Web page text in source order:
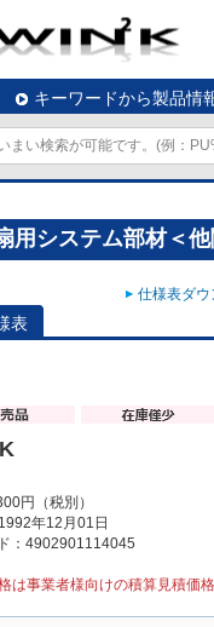
キーワードから製品情
用システム部材＜
仕様表ダ
表
円（税別）
年12月01日
：4902901114045
は事業者様向けの積算見積価